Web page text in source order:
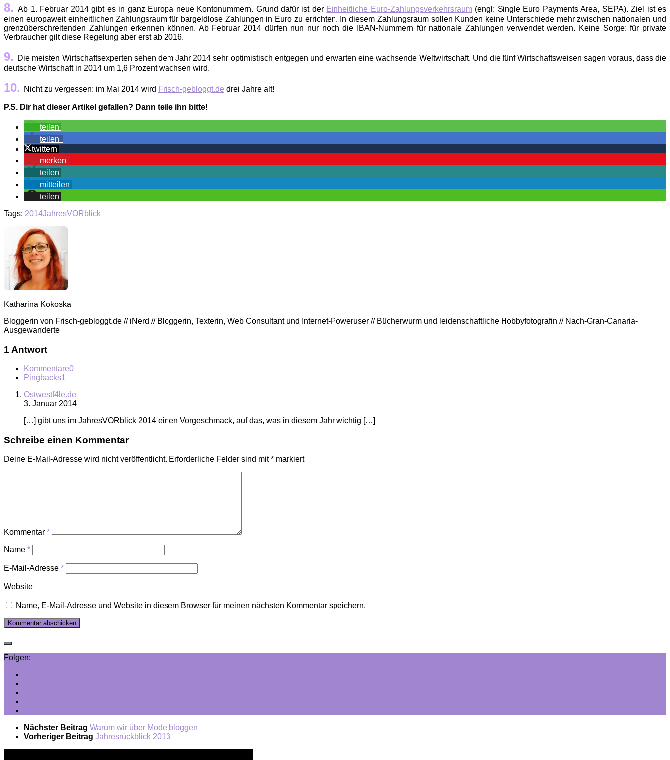
8.Ab 1. Februar 2014 gibt es in ganz Europa neue Kontonummern. Grund dafür ist der Einheitliche Euro-Zahlungsverkehrsraum(engl: Single Euro Payments Area, SEPA). Ziel ist es
einen europaweit einheitlichen Zahlungsraum für bargeldlose Zahlungen in Euro zu errichten. In diesem Zahlungsraum sollen Kunden keine Unterschiede mehr zwischen nationalen und
grenzüberschreitenden Zahlungen erkennen können. Ab Februar 2014 dürfen nun nur noch die IBAN-Nummern für nationale Zahlungen verwendet werden. Keine Sorge: für private
Verbraucher gilt diese Regelung aber erst ab 2016.
9.
Die meisten Wirtschaftsexperten sehen dem Jahr 2014 sehr optimistisch entgegen und erwarten eine wachsende Weltwirtschaft. Und die fünf Wirtschaftsweisen sagen voraus, dass die
deutsche Wirtschaft in 2014 um 1,6 Prozent wachsen wird.
10. Nicht zu vergessen: im Mai 2014 wird Frisch-gebloggt.de drei Jahre alt!
P.S. Dir hat dieser Artikel gefallen? Dann teile ihn bitte!
teilen
teilen
twittern
merken
teilen
mitteilen
teilen
Tags: 2014JahresVORblick
Katharina Kokoska
Bloggerin von Frisch-gebloggt.de // iNerd // Bloggerin, Texterin, Web Consultant und Internet-Poweruser // Bücherwurm und leidenschaftliche Hobbyfotografin // Nach-Gran-Canaria-
Ausgewanderte
1 Antwort
Kommentare0
Pingbacks1
Ostwestf4le.de
3. Januar 2014
[…] gibt uns im JahresVORblick 2014 einen Vorgeschmack, auf das, was in diesem Jahr wichtig […]
Schreibe einen Kommentar
Deine E-Mail-Adresse wird nicht veröffentlicht. Erforderliche Felder sind mit* markiert
Kommentar *
Name *
E-Mail-Adresse *
Website
Name, E-Mail-Adresse und Website in diesem Browser für meinen nächsten Kommentar speichern.
Folgen:
Nächster Beitrag Warum wir über Mode bloggen
Vorheriger Beitrag Jahresrückblick 2013